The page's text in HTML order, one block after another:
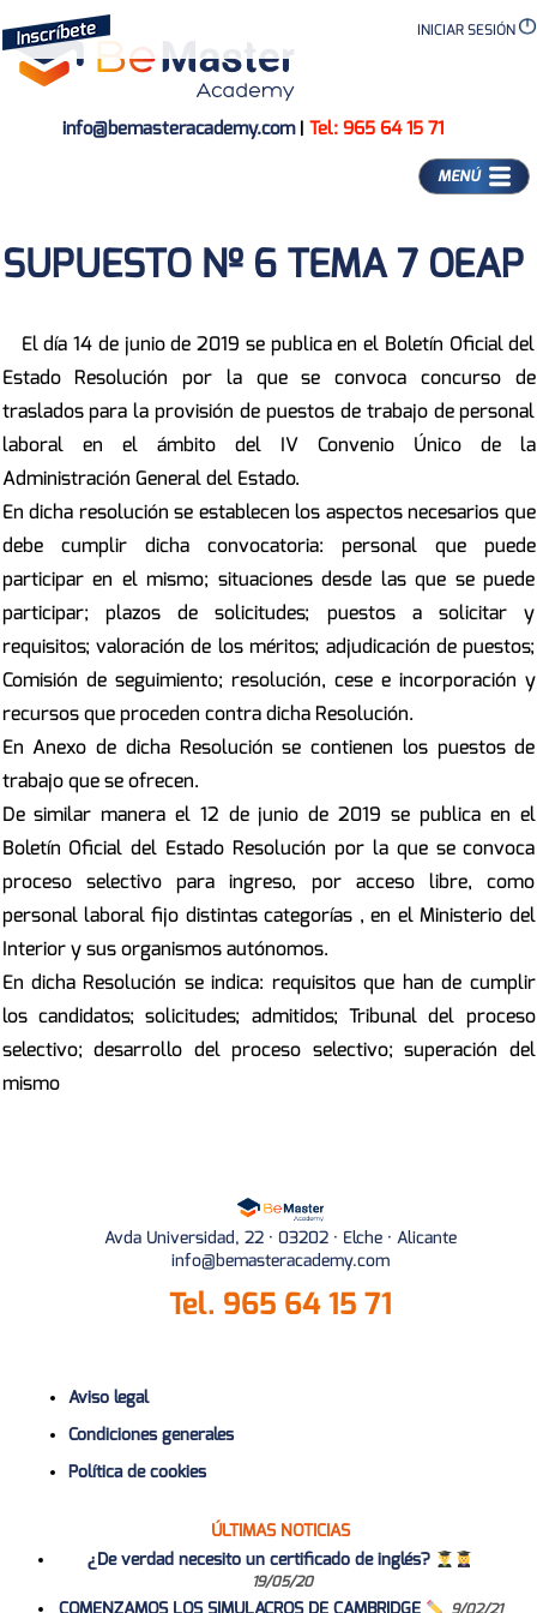
INICIAR SESIÓN
info@bemasteracademy.com| Tel: 965 64 15 71
MENÚ
SUPUESTO Nº 6 TEMA 7 OEAP
El día 14 de junio de 2019 se publica en el Boletín Oficial del
Estado Resolución por la que se convoca concurso de
traslados para la provisión de puestos de trabajo de personal
laboral en el ámbito del IV Convenio Único de la
Administración General del Estado.
En dicha resolución se establecen los aspectos necesarios que
debe cumplir dicha convocatoria: personal que puede
participar en el mismo; situaciones desde las que se puede
participar; plazos de solicitudes; puestos a solicitar y
requisitos; valoración de los méritos; adjudicación de puestos;
Comisión de seguimiento; resolución, cese e incorporación y
recursos que proceden contra dicha Resolución.
En Anexo de dicha Resolución se contienen los puestos de
trabajo que se ofrecen.
De similar manera el 12 de junio de 2019 se publica en el
Boletín Oficial del Estado Resolución por la que se convoca
proceso selectivo para ingreso, por acceso libre, como
personal laboral fijo distintas categorías , en el Ministerio del
Interior y sus organismos autónomos.
En dicha Resolución se indica: requisitos que han de cumplir
los candidatos; solicitudes; admitidos; Tribunal del proceso
selectivo; desarrollo del proceso selectivo; superación del
mismo
Avda Universidad, 22 · 03202 · Elche · Alicante
info@bemasteracademy.com
Tel. 965 64 15 71
Aviso legal
Condiciones generales
Política de cookies
ÚLTIMAS NOTICIAS
¿De verdad necesito un certificado de inglés?
19/05/20